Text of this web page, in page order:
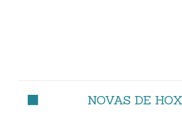
NOVAS DE